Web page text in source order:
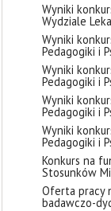
Wyniki
Wydziale
Wyniki
Pedagogiki i
Wyniki
Pedagogiki i
Wyniki
Pedagogiki i
Wyniki
Pedagogiki i
Konkurs na
Stosunków
Oferta pracy
badawczo-